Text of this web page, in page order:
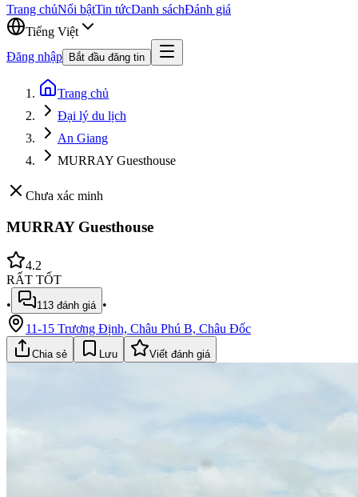
Trang chủNổi bậtTin tứcDanh sáchĐánh giá
Tiếng Việt
Đăng nhập
Bắt đầu đăng tin
Trang chủ
Đại lý du lịch
An Giang
MURRAY Guesthouse
Chưa xác minh
MURRAY Guesthouse
4.2
RẤT TỐT
•
113 đánh giá •
11-15 Trương Định, Châu Phú B, Châu Đốc
Chia sẻ Lưu Viết đánh giá